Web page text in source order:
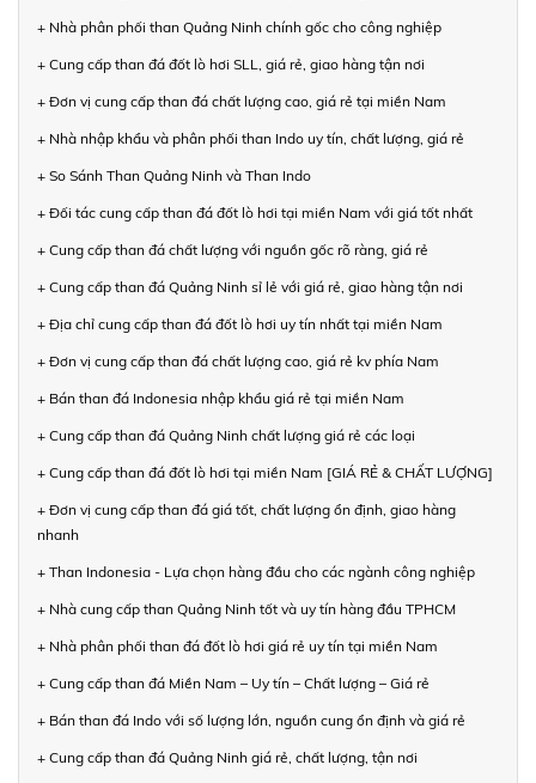
+ Nhà phân phối than Quảng Ninh chính gốc cho công nghiệp
+ Cung cấp than đá đốt lò hơi SLL, giá rẻ, giao hàng tận nơi
+ Đơn vị cung cấp than đá chất lượng cao, giá rẻ tại miền Nam
+ Nhà nhập khẩu và phân phối than Indo uy tín, chất lượng, giá rẻ
+ So Sánh Than Quảng Ninh và Than Indo
+ Đối tác cung cấp than đá đốt lò hơi tại miền Nam với giá tốt nhất
+ Cung cấp than đá chất lượng với nguồn gốc rõ ràng, giá rẻ
+ Cung cấp than đá Quảng Ninh sỉ lẻ với giá rẻ, giao hàng tận nơi
+ Địa chỉ cung cấp than đá đốt lò hơi uy tín nhất tại miền Nam
+ Đơn vị cung cấp than đá chất lượng cao, giá rẻ kv phía Nam
+ Bán than đá Indonesia nhập khẩu giá rẻ tại miền Nam
+ Cung cấp than đá Quảng Ninh chất lượng giá rẻ các loại
+ Cung cấp than đá đốt lò hơi tại miền Nam [GIÁ RẺ & CHẤT LƯỢNG]
+ Đơn vị cung cấp than đá giá tốt, chất lượng ổn định, giao hàng
nhanh
+ Than Indonesia - Lựa chọn hàng đầu cho các ngành công nghiệp
+ Nhà cung cấp than Quảng Ninh tốt và uy tín hàng đầu TPHCM
+ Nhà phân phối than đá đốt lò hơi giá rẻ uy tín tại miền Nam
+ Cung cấp than đá Miền Nam – Uy tín – Chất lượng – Giá rẻ
+ Bán than đá Indo với số lượng lớn, nguồn cung ổn định và giá rẻ
+ Cung cấp than đá Quảng Ninh giá rẻ, chất lượng, tận nơi